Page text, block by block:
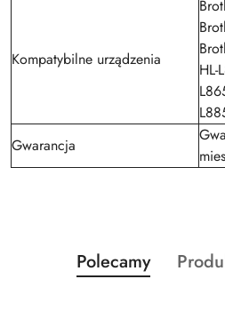
Kompatybilne urządzenia
Gwarancja
Pomiń karuzelę produktów
Produkty
o
Polecamy